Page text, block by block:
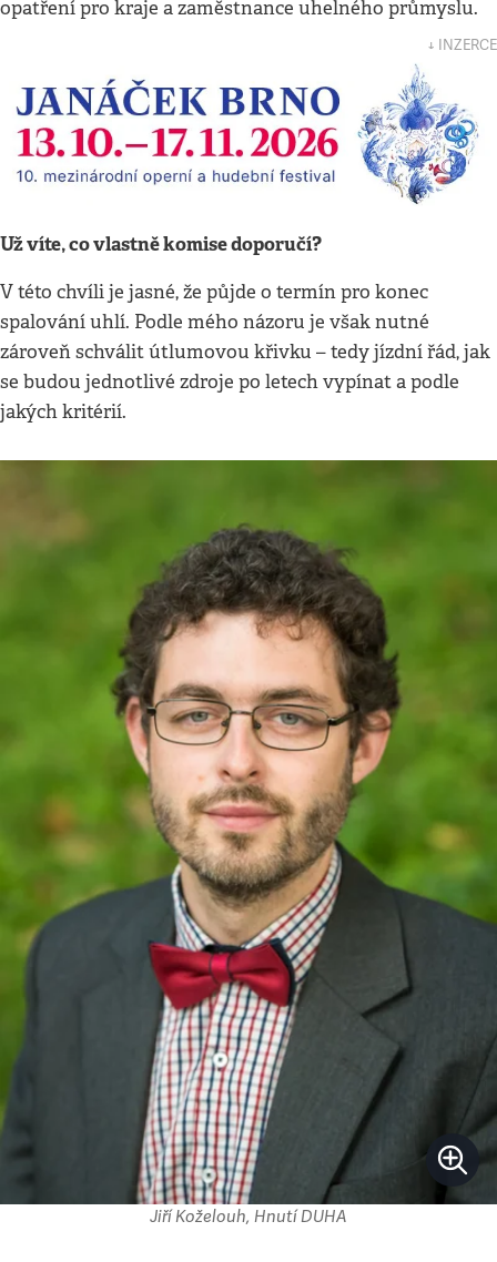
opatření pro kraje a zaměstnance uhelného průmyslu.
↓ INZERCE
Už víte, co vlastně komise doporučí?
V této chvíli je jasné, že půjde o termín pro konec
spalování uhlí. Podle mého názoru je však nutné
zároveň schválit útlumovou křivku – tedy jízdní řád, jak
se budou jednotlivé zdroje po letech vypínat a podle
jakých kritérií.
Jiří Koželouh, Hnutí DUHA